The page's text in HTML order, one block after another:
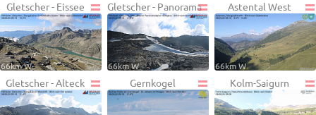
Gletscher - Eissee
66km W
Gletscher - Panorama
66km W
Astental West
66km W
Gletscher - Alteck Gernkogel Kolm-Saigurn